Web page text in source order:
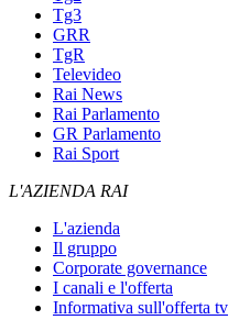
Tg3
GRR
TgR
Televideo
Rai News
Rai Parlamento
GR Parlamento
Rai Sport
L'AZIENDA RAI
L'azienda
Il gruppo
Corporate governance
I canali e l'offerta
Informativa sull'offerta tv